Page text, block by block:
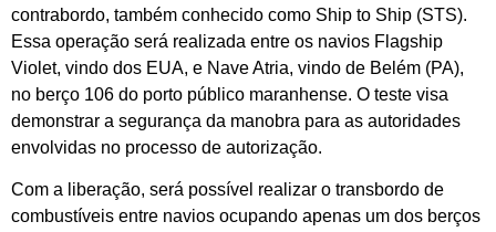
contrabordo, também conhecido como Ship to Ship (STS).
Essa operação será realizada entre os navios Flagship
Violet, vindo dos EUA, e Nave Atria, vindo de Belém (PA),
no berço 106 do porto público maranhense. O teste visa
demonstrar a segurança da manobra para as autoridades
envolvidas no processo de autorização.
Com a liberação, será possível realizar o transbordo de
combustíveis entre navios ocupando apenas um dos berços